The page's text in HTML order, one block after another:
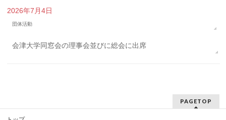
2026年7月4日
団体活動
会津大学同窓会の理事会並びに総会に出席
PAGETOP